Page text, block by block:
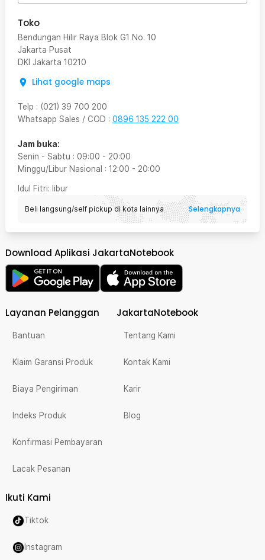
Toko
Bendungan Hilir Raya Blok G1 No. 10
Jakarta Pusat
DKI Jakarta 10210
Lihat google maps
Telp : (021) 39 700 200
Whatsapp Sales / COD : 0896 135 222 00
Jam buka:
Senin - Sabtu : 09:00 - 20:00
Minggu/Libur Nasional : 12:00 - 20:00
Idul Fitri: libur
Beli langsung/self pickup di kota lainnya Selengkapnya
Download Aplikasi JakartaNotebook
Layanan Pelanggan
Bantuan
Klaim Garansi Produk
Biaya Pengiriman
Indeks Produk
Konfirmasi Pembayaran
Lacak Pesanan
JakartaNotebook
Tentang Kami
Kontak Kami
Karir
Blog
Ikuti Kami
Tiktok
Instagram